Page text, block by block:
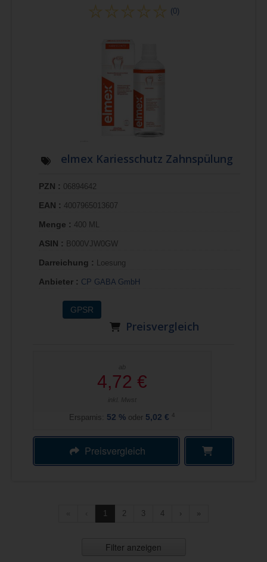
(0)
elmex Kariesschutz Zahnspülung
PZN : 06894642
EAN : 4007965013607
Menge : 400 ML
ASIN : B000VJW0GW
Darreichung : Loesung
Anbieter : CP GABA GmbH
GPSR
Preisvergleich
ab
4,72 €
inkl. Mwst
Ersparnis: 52 % oder 5,02 € 4
Preisvergleich
1 2 3 4 › »
Filter anzeigen